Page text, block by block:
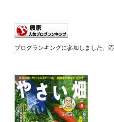
ブログランキングに参加しました。